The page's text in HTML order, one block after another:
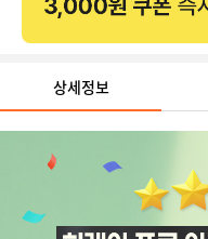
상세정보